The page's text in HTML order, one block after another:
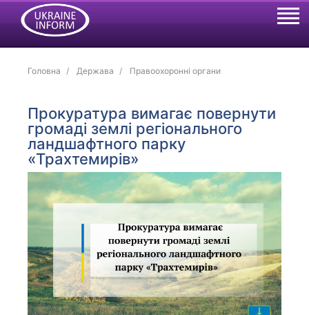
Головна Держава Правоохоронні органи
Прокуратура вимагає повернути
громаді землі регіонального
ландшафтного парку
«Трахтемирів»